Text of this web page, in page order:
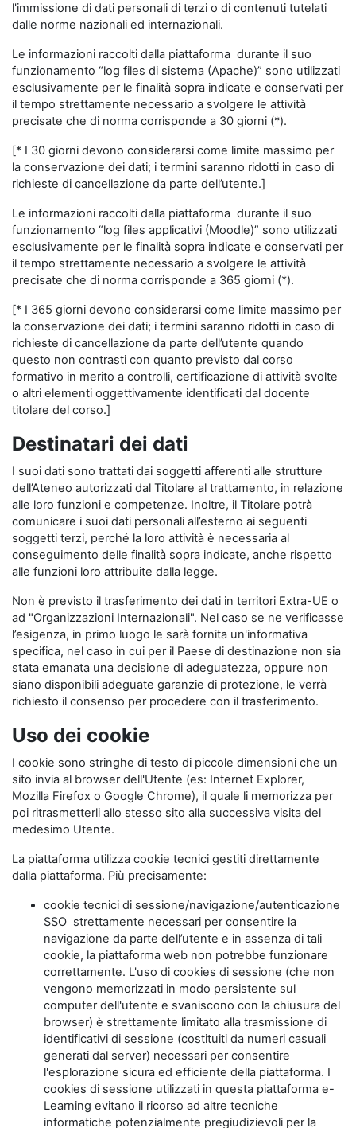
l'immissione di dati personali di terzi o di contenuti tutelati
dalle norme nazionali ed internazionali.
Le informazioni raccolti dalla piattaforma durante il suo
funzionamento “log files di sistema (Apache)” sono utilizzati
esclusivamente per le finalità sopra indicate e conservati per
il tempo strettamente necessario a svolgere le attività
precisate che di norma corrisponde a 30 giorni (*).
[* I 30 giorni devono considerarsi come limite massimo per
la conservazione dei dati; i termini saranno ridotti in caso di
richieste di cancellazione da parte dell’utente.]
Le informazioni raccolti dalla piattaforma durante il suo
funzionamento “log files applicativi (Moodle)” sono utilizzati
esclusivamente per le finalità sopra indicate e conservati per
il tempo strettamente necessario a svolgere le attività
precisate che di norma corrisponde a 365 giorni (*).
[* I 365 giorni devono considerarsi come limite massimo per
la conservazione dei dati; i termini saranno ridotti in caso di
richieste di cancellazione da parte dell’utente quando
questo non contrasti con quanto previsto dal corso
formativo in merito a controlli, certificazione di attività svolte
o altri elementi oggettivamente identificati dal docente
titolare del corso.]
Destinatari dei dati
I suoi dati sono trattati dai soggetti afferenti alle strutture
dell’Ateneo autorizzati dal Titolare al trattamento, in relazione
alle loro funzioni e competenze. Inoltre, il Titolare potrà
comunicare i suoi dati personali all’esterno ai seguenti
soggetti terzi, perché la loro attività è necessaria al
conseguimento delle finalità sopra indicate, anche rispetto
alle funzioni loro attribuite dalla legge.
Non è previsto il trasferimento dei dati in territori Extra-UE o
ad "Organizzazioni Internazionali". Nel caso se ne verificasse
l’esigenza, in primo luogo le sarà fornita un'informativa
specifica, nel caso in cui per il Paese di destinazione non sia
stata emanata una decisione di adeguatezza, oppure non
siano disponibili adeguate garanzie di protezione, le verrà
richiesto il consenso per procedere con il trasferimento.
Uso dei cookie
I cookie sono stringhe di testo di piccole dimensioni che un
sito invia al browser dell'Utente (es: Internet Explorer,
Mozilla Firefox o Google Chrome), il quale li memorizza per
poi ritrasmetterli allo stesso sito alla successiva visita del
medesimo Utente.
La piattaforma utilizza cookie tecnici gestiti direttamente
dalla piattaforma. Più precisamente:
cookie tecnici di sessione/navigazione/autenticazione
SSO strettamente necessari per consentire la
navigazione da parte dell’utente e in assenza di tali
cookie, la piattaforma web non potrebbe funzionare
correttamente. L'uso di cookies di sessione (che non
vengono memorizzati in modo persistente sul
computer dell'utente e svaniscono con la chiusura del
browser) è strettamente limitato alla trasmissione di
identificativi di sessione (costituiti da numeri casuali
generati dal server) necessari per consentire
l'esplorazione sicura ed efficiente della piattaforma. I
cookies di sessione utilizzati in questa piattaforma e-
Learning evitano il ricorso ad altre tecniche
informatiche potenzialmente pregiudizievoli per la